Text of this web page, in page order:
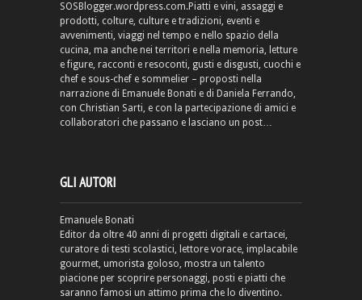
SOSBlogger.wordpress.com.Piatti e vini, assaggi e
prodotti, colture, culture e tradizioni, eventi e
avvenimenti, viaggi nel tempo e nello spazio della
cucina, ma anche nei territori e nella memoria, letture
e figure, racconti e resoconti, gusti e disgusti, cuochi e
chef e sous-chef e sommelier – proposti nella
narrazione di Emanuele Bonati e di Daniela Ferrando,
con Christian Sarti, e con la partecipazione di amici e
collaboratori che passano e lasciano un post…
GLI AUTORI
Emanuele Bonati
Editor da oltre 40 anni di progetti digitali e cartacei,
curatore di testi scolastici, lettore vorace, implacabile
gourmet, umorista goloso, mostra un talento
piacione per scoprire personaggi, posti e piatti che
saranno famosi un attimo prima che lo diventino.